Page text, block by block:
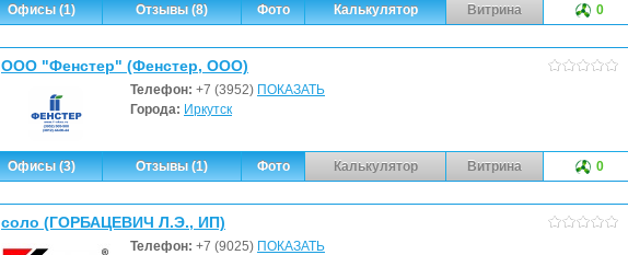
Офисы (1) Отзывы (8) Фото Калькулятор Витрина 0
ООО "Фенстер" (Фенстер, ООО)
Телефон: +7 (3952) ПОКАЗАТЬ
Города: Иркутск
Офисы (3) Отзывы (1) Фото Калькулятор Витрина 0
соло (ГОРБАЦЕВИЧ Л.Э., ИП)
Телефон: +7 (9025) ПОКАЗАТЬ